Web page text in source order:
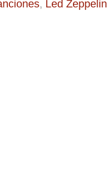
, Led Zeppelin